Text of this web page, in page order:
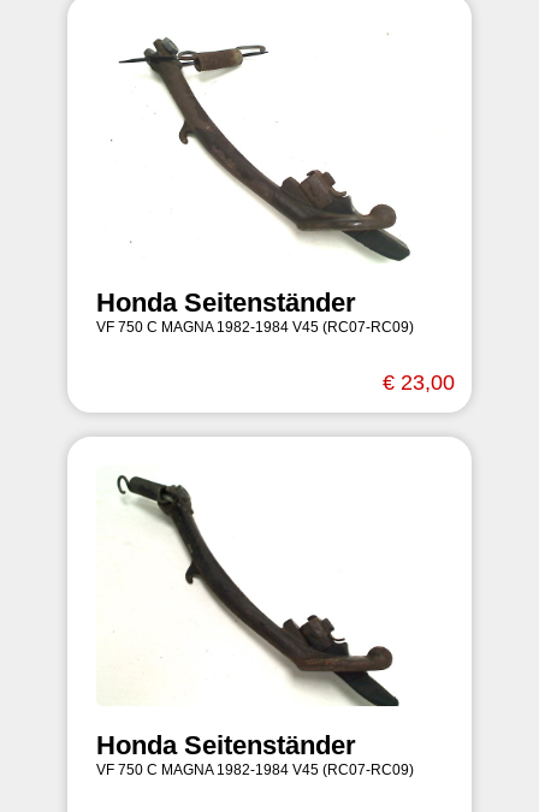
Honda Seitenständer
VF 750 C MAGNA 1982-1984 V45 (RC07-RC09)
€ 23,00
Honda Seitenständer
VF 750 C MAGNA 1982-1984 V45 (RC07-RC09)